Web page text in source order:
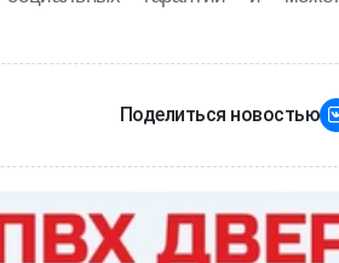
Поделиться новостью